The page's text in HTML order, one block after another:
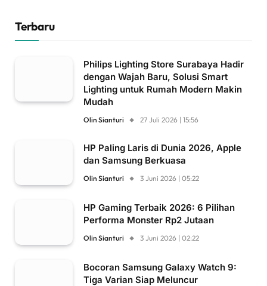
Terbaru
Philips Lighting Store Surabaya Hadir
dengan Wajah Baru, Solusi Smart
Lighting untuk Rumah Modern Makin
Mudah
Olin Sianturi 27 Juli 2026 | 15:56
HP Paling Laris di Dunia 2026, Apple
dan Samsung Berkuasa
Olin Sianturi 3 Juni 2026 | 05:22
HP Gaming Terbaik 2026: 6 Pilihan
Performa Monster Rp2 Jutaan
Olin Sianturi 3 Juni 2026 | 02:22
Bocoran Samsung Galaxy Watch 9:
Tiga Varian Siap Meluncur